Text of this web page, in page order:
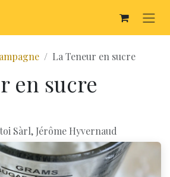
La Teneur en sucre
en sucre
Sàrl, Jérôme Hyvernaud